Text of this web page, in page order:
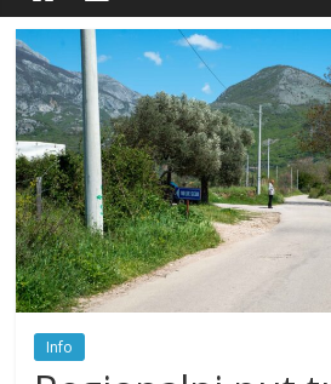
Info